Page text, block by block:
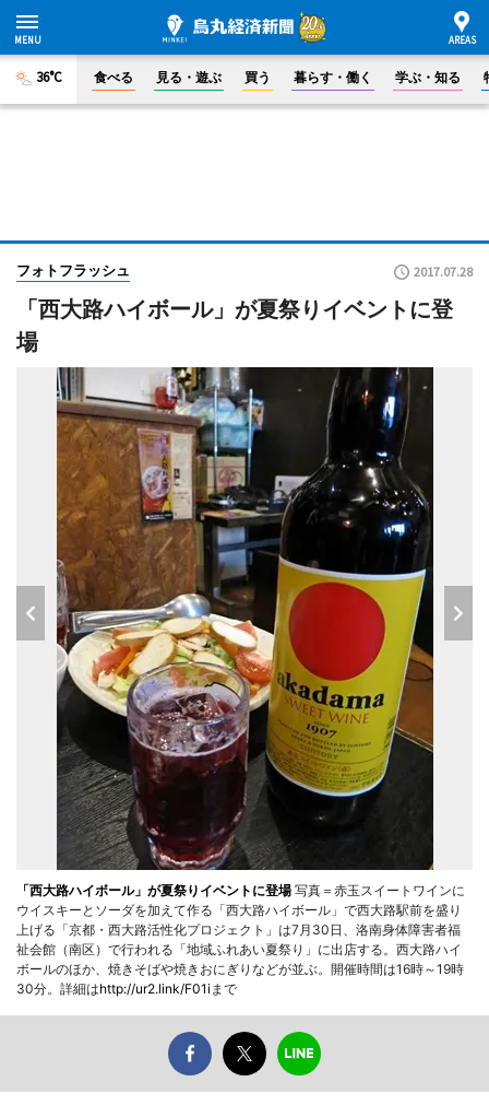
36°C 食べる 見る・遊ぶ 買う 暮らす・働く 学ぶ・知る
フォトフラッシュ 2017.07.28
「西大路ハイボール」が夏祭りイベントに登
場
「西大路ハイボール」が夏祭りイベントに登場 写真＝赤玉スイートワインに
ウイスキーとソーダを加えて作る「西大路ハイボール」で西大路駅前を盛り
上げる「京都・西大路活性化プロジェクト」は7月30日、洛南身体障害者福
祉会館（南区）で行われる「地域ふれあい夏祭り」に出店する。西大路ハイ
ボールのほか、焼きそばや焼きおにぎりなどが並ぶ。開催時間は16時～19時
30分。詳細はhttp://ur2.link/F01i まで